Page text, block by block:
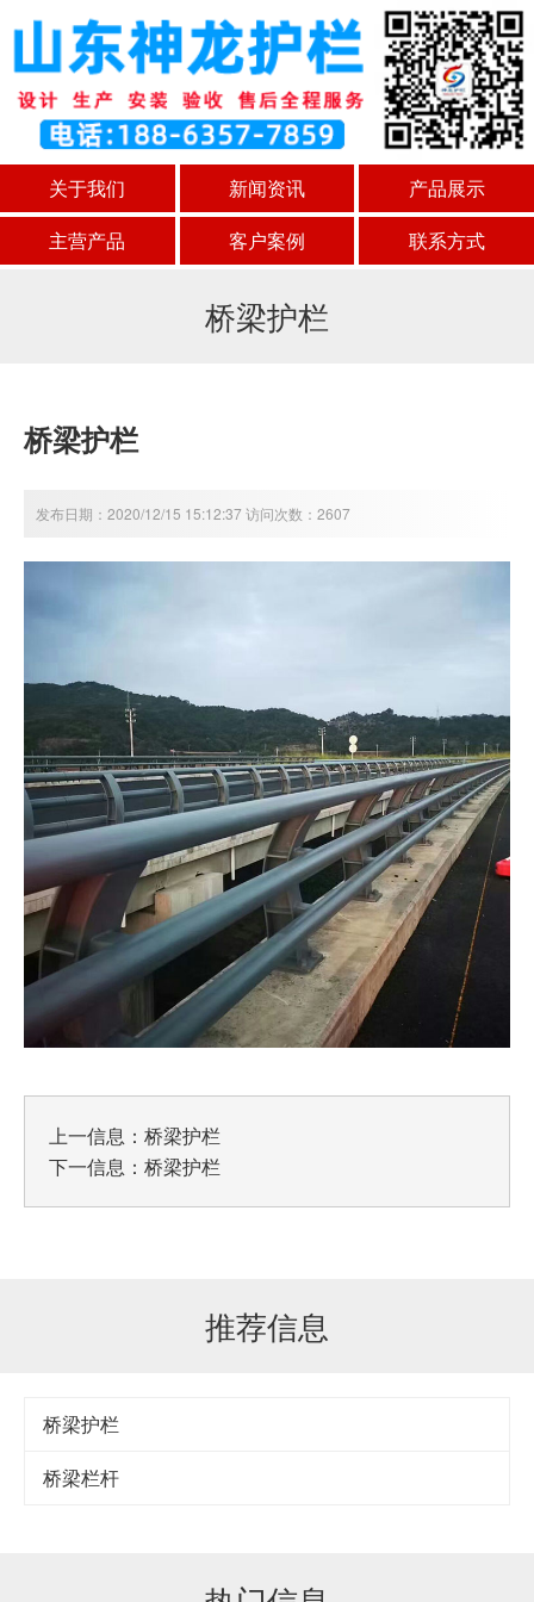
关于我们 新闻资讯
产品展示
主营产品
客户案例 联系方式
桥梁护栏
桥梁护栏
发布日期：2020/12/15 15:12:37 访问次数：2607
上一信息： 桥梁护栏
下一信息： 桥梁护栏
推荐信息
桥梁护栏
桥梁栏杆